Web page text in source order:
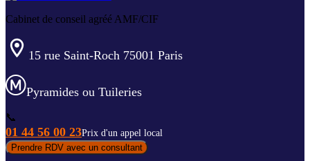
Cabinet de conseil agréé AMF/CIF
15 rue Saint-Roch 75001 Paris
Pyramides ou Tuileries
📞
01 44 56 00 23Prix d'un appel local
Prendre RDV avec un consultant